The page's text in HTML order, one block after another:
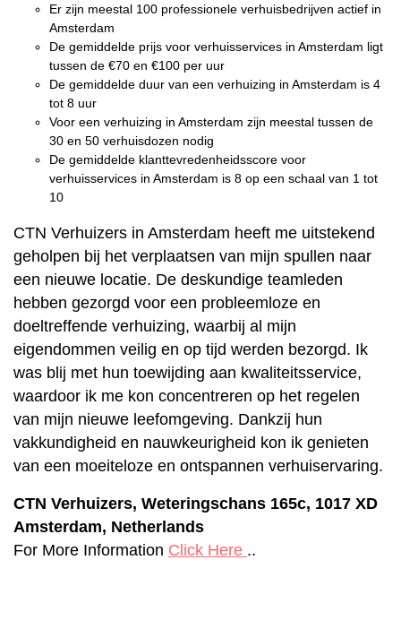
Er zijn meestal 100 professionele verhuisbedrijven actief in
Amsterdam
De gemiddelde prijs voor verhuisservices in Amsterdam ligt
tussen de €70 en €100 per uur
De gemiddelde duur van een verhuizing in Amsterdam is 4
tot 8 uur
Voor een verhuizing in Amsterdam zijn meestal tussen de
30 en 50 verhuisdozen nodig
De gemiddelde klanttevredenheidsscore voor
verhuisservices in Amsterdam is 8 op een schaal van 1 tot
10
CTN Verhuizers in Amsterdam heeft me uitstekend
geholpen bij het verplaatsen van mijn spullen naar
een nieuwe locatie. De deskundige teamleden
hebben gezorgd voor een probleemloze en
doeltreffende verhuizing, waarbij al mijn
eigendommen veilig en op tijd werden bezorgd. Ik
was blij met hun toewijding aan kwaliteitsservice,
waardoor ik me kon concentreren op het regelen
van mijn nieuwe leefomgeving. Dankzij hun
vakkundigheid en nauwkeurigheid kon ik genieten
van een moeiteloze en ontspannen verhuiservaring.
CTN Verhuizers, Weteringschans 165c, 1017 XD
Amsterdam, Netherlands
For More Information Click Here ..